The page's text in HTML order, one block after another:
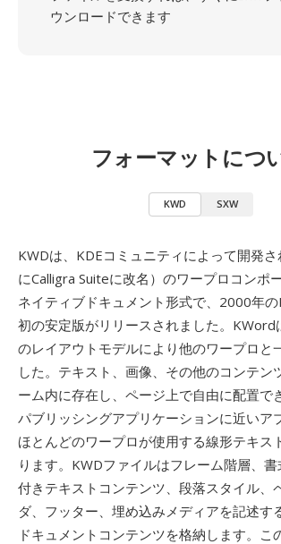
ウンロードできます
フォーマットにつ
KWD SXW
KWDは、KDEコミュニティによって開発
にCalligra Suiteに改名）のワープロコンポ
ネイティブドキュメント形式で、2000年
初の安定版がリリースされました。KWord
のレイアウトモデルにより他のワープロと
した。テキスト、画像、その他のコンテン
ーム内に存在し、ページ上で自由に配置で
パブリッシングアプリケーションに近いア
ほとんどのワープロが使用する線形テキス
ります。KWDファイルはフレーム階層、
付きテキストコンテンツ、段落スタイル、
ダ、フッター、埋め込みメディアを記述す
ドキュメントコンテンツを格納します。こ